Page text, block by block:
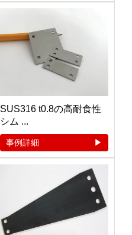
SUS316 t0.8の高耐食性
シム ...
事例詳細